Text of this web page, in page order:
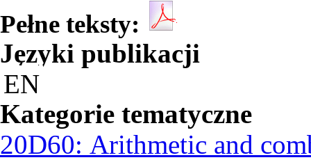
Pełne teksty:
Języki publikacji
EN
Kategorie tematyczne
20D60: Arithmetic and